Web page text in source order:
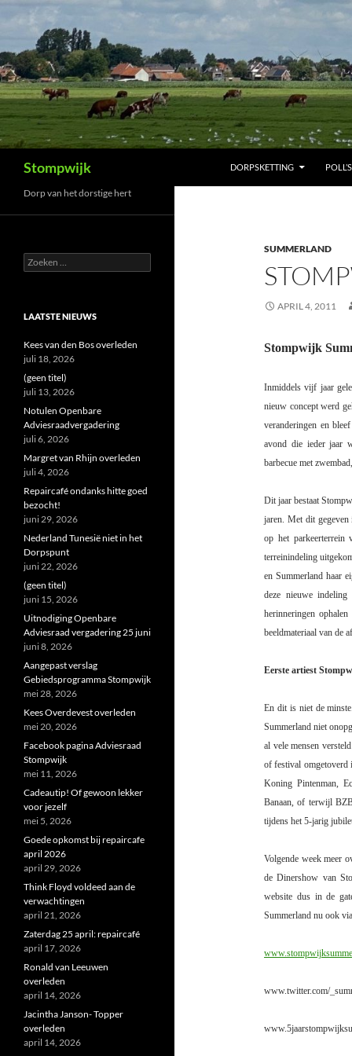
naar
inhoud
Stompwijk DORPSKETTING POLL’S
SUMMERLAND
APRIL 4, 2011
Stompwijk
Inmiddels vijf jaar
nieuw concept werd
veranderingen en
avond die ieder jaar
barbecue met
Dit jaar bestaat
jaren. Met dit
op het parkeerterrein
terreinindeling
en Summerland haar
deze nieuwe
herinneringen
beeldmateriaal van de
Eerste artiest
En dit is niet de
Summerland niet
al vele mensen
of festival omgetoverd
Koning Pintenman,
Banaan, of terwijl
tijdens het 5-jarig
Volgende week meer
de Dinershow van
website dus in de
Summerland nu ook
www.twitter.com/
Dorp van het dorstige hert
Zoeken
naar:
LAATSTE NIEUWS
Kees van den Bos overleden
juli 18, 2026
(geen titel)
juli 13, 2026
Notulen Openbare
Adviesraadvergadering
juli 6, 2026
Margret van Rhijn overleden
juli 4, 2026
Repaircafé ondanks hitte goed
bezocht!
juni 29, 2026
Nederland Tunesië niet in het
Dorpspunt
juni 22, 2026
(geen titel)
juni 15, 2026
Uitnodiging Openbare
Adviesraad vergadering 25 juni
juni 8, 2026
Aangepast verslag
Gebiedsprogramma Stompwijk
mei 28, 2026
Kees Overdevest overleden
mei 20, 2026
Facebook pagina Adviesraad
Stompwijk
mei 11, 2026
Cadeautip! Of gewoon lekker
voor jezelf
mei 5, 2026
Goede opkomst bij repaircafe
april 2026
april 29, 2026
Think Floyd voldeed aan de
verwachtingen
april 21, 2026
Zaterdag 25 april: repaircafé
april 17, 2026
Ronald van Leeuwen
overleden
april 14, 2026
Jacintha Janson- Topper
overleden
april 14, 2026